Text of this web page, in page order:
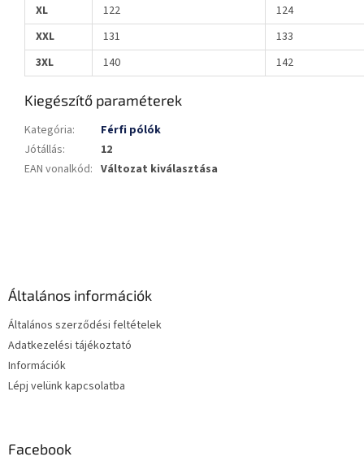
XL
122
124
XXL
131
133
3XL
140 142
Kiegészítő paraméterek
Kategória:
Férfi pólók
Jótállás:
12
EAN vonalkód: Változat kiválasztása
Általános információk
Általános szerződési feltételek
Adatkezelési tájékoztató
Információk
Lépj velünk kapcsolatba
Facebook